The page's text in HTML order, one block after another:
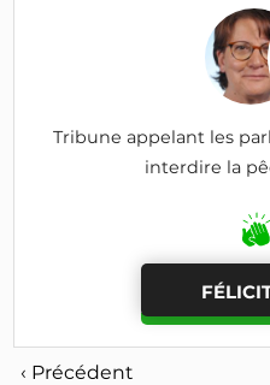
Tribune appelant les
interdire la
‹ Précédent